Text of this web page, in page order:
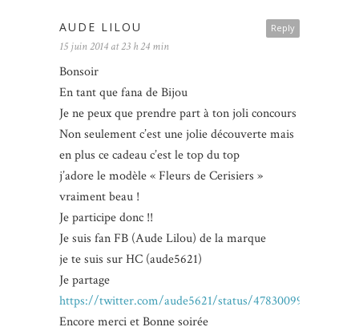
Reply
AUDE LILOU
15 juin 2014 at 23 h 24 min
Bonsoir
En tant que fana de Bijou
Je ne peux que prendre part à ton joli concours
Non seulement c’est une jolie découverte mais
en plus ce cadeau c’est le top du top
j’adore le modèle « Fleurs de Cerisiers »
vraiment beau !
Je participe donc !!
Je suis fan FB (Aude Lilou) de la marque
je te suis sur HC (aude5621)
Je partage
https://twitter.com/aude5621/status/
Encore merci et Bonne soirée